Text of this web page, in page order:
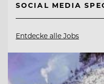
SOCIAL MEDIA
Entdecke alle Jobs